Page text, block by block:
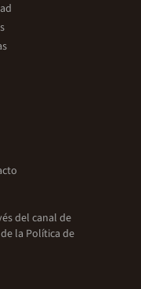
del canal de
la Política de